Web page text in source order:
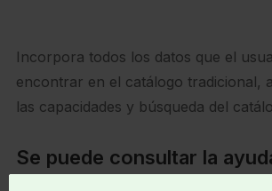
Incorpora todos los datos que el
encontrar en el catálogo tradicional,
las capacidades y búsqueda del
Se puede consultar la